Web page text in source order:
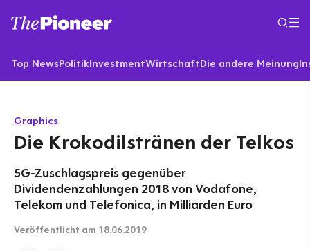
Top NewsPolitikInvestmentWirtschaftDie andere Meinung
Graphics
Die Krokodilstränen der Telkos
5G-Zuschlagspreis gegenüber
Dividendenzahlungen 2018 von Vodafone,
Telekom und Telefonica, in Milliarden Euro
Veröffentlicht am 18.06.2019